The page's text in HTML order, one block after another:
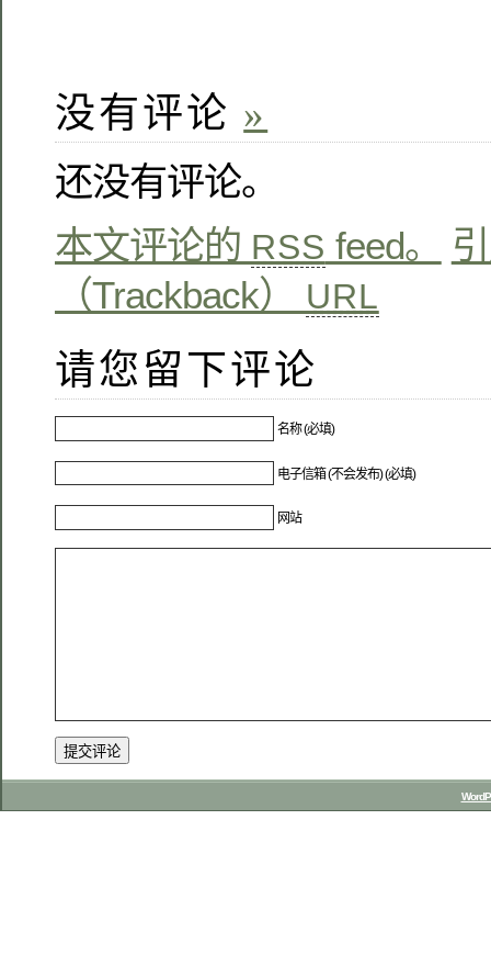
没有评论 »
还没有评论。
本文评论的 RSS feed。
（Trackback） URL
请您留下评论
名称 (必填)
电子信箱 (不会发布) (必填)
网站